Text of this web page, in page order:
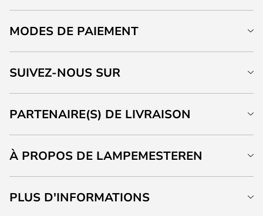
MODES DE PAIEMENT
SUIVEZ-NOUS SUR
PARTENAIRE(S) DE LIVRAISON
À PROPOS DE LAMPEMESTEREN
PLUS D'INFORMATIONS